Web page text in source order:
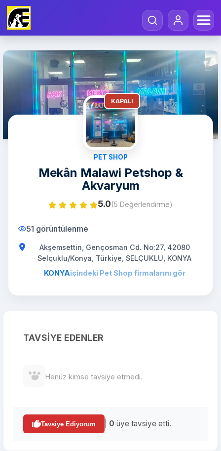
KAPALI
PET SHOP
Mekân Malawi Petshop &
Akvaryum
5.0(5 Değerlendirme)
51 görüntülenme
Akşemsettin, Gençosman Cd. No:27, 42080
Selçuklu/Konya, Türkiye, SELÇUKLU, KONYA
KONYAiçindeki Pet Shop firmalarını gör
TAVSIYE EDENLER
Henüz kimse tavsiye etmedi.
Tavsiye Ediyorum 0 üye tavsiye etti.